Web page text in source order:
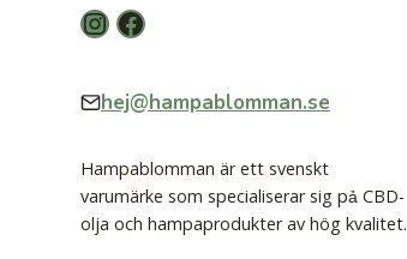
Instagram
Facebook
hej@hampablomman.se
Hampablomman är ett svenskt
varumärke som specialiserar sig pả CBD-
olja och hampaprodukter av hög kvalitet.